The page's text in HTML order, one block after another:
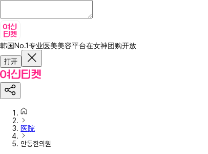
韩国No.1专业医美美容平台在女神团购开放
打开
医院
안동한의원